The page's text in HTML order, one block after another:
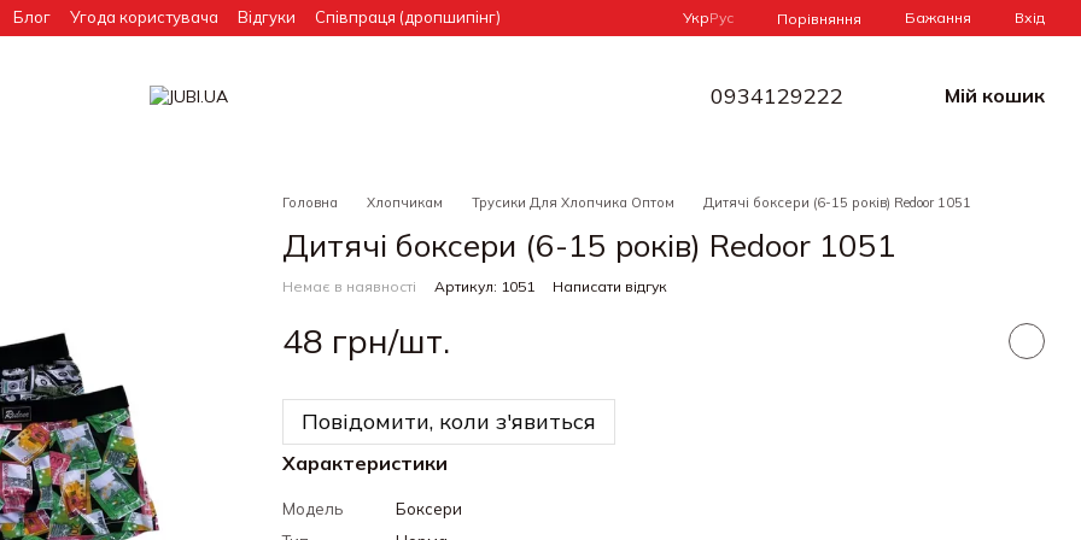
Блог Угода користувача Відгуки Співпраця (дропшипінг) УкрРус Порівняння Бажання Вхід
0934129222 Мій кошик
Головна Хлопчикам Трусики Для Хлопчика Оптом Дитячі боксери (6-15 років) Redoor 1051
Дитячі боксери (6-15 років) Redoor 1051
Немає в наявності Артикул: 1051 Написати відгук
48 грн/шт.
Повідомити, коли з'явиться
Характеристики
Модель
Боксери